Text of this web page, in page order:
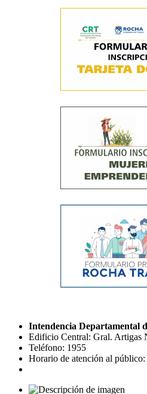
Intendencia Departamental
Edificio Central: Gral. Artigas
Teléfono: 1955
Horario de atención al